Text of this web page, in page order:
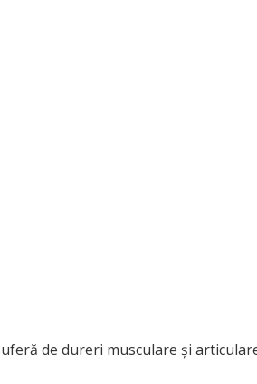
de dureri musculare și